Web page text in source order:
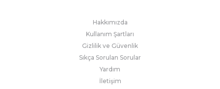
Hakkımızda
Kullanım Şartları
Gizlilik ve Güvenlik
Sıkça Sorulan Sorular
Yardım
İletişim